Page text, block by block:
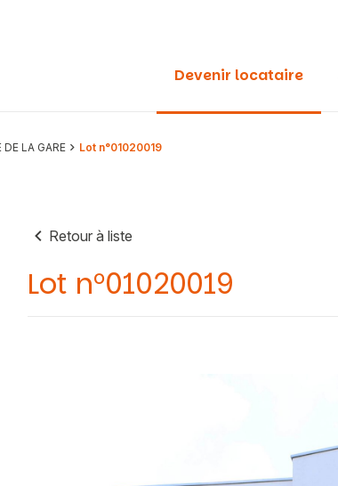
Devenir locataire
DE LA GARE Lot n°01020019
Retour à liste
Lot n°01020019